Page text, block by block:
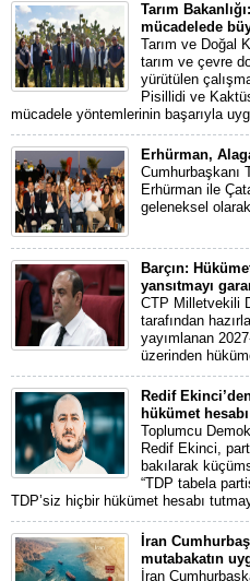
Tarım
mücadelede
Tarım ve Doğal
tarım ve çevre
yürütülen
Pisillidi ve
mücadele yöntemlerinin başarıyla
Erhürman,
Cumhurbaşkanı
Erhürman ile
geleneksel
Barçın:
yansıtmayı
CTP Milletvekili
tarafından
yayımlanan
üzerinden
Redif
hükümet
Toplumcu
Redif Ekinci,
bakılarak
“TDP tabela
TDP’siz hiçbir hükümet hesabı
İran
mutabakatın
İran